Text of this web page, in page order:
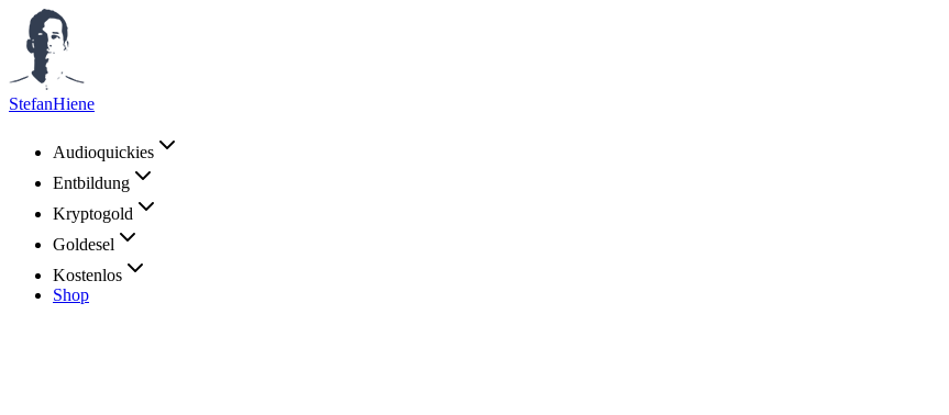
StefanHiene
Audioquickies
Entbildung
Kryptogold
Goldesel
Kostenlos
Shop